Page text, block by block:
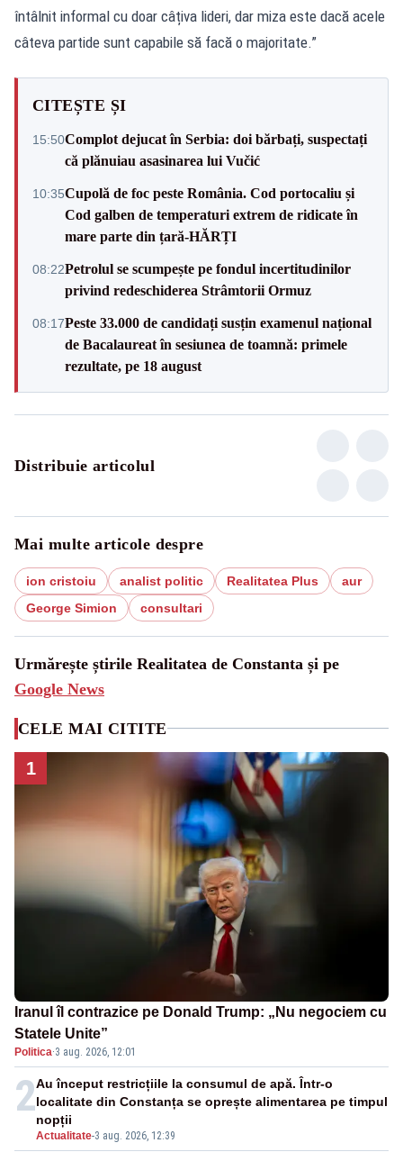
întâlnit informal cu doar câțiva lideri, dar miza este dacă acele
câteva partide sunt capabile să facă o majoritate.”
CITEȘTE ȘI
15:50Complot dejucat în Serbia: doi bărbați, suspectați
că plănuiau asasinarea lui Vučić
10:35Cupolă de foc peste România. Cod portocaliu și
Cod galben de temperaturi extrem de ridicate în
mare parte din țară-HĂRȚI
08:22Petrolul se scumpește pe fondul incertitudinilor
privind redeschiderea Strâmtorii Ormuz
08:17Peste 33.000 de candidați susțin examenul național
de Bacalaureat în sesiunea de toamnă: primele
rezultate, pe 18 august
Distribuie articolul
Mai multe articole despre
ion cristoiu analist politic Realitatea Plus
aur
George Simion
consultari
Urmărește știrile Realitatea de Constanta și pe
Google News
CELE MAI CITITE
1
Iranul îl contrazice pe Donald Trump: „Nu negociem cu
Statele Unite”
Politica·3 aug. 2026, 12:01
2
Actualitate-3 aug. 2026, 12:39
Au început restricțiile la consumul de apă. Într-o
localitate din Constanța se oprește alimentarea pe timpul
nopții